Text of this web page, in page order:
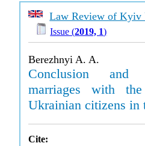
Law Review of Kyiv
Issue (2019, 1)
Berezhnyi A. A.
Conclusion and
marriages with
Ukrainian citizens in
Cite: